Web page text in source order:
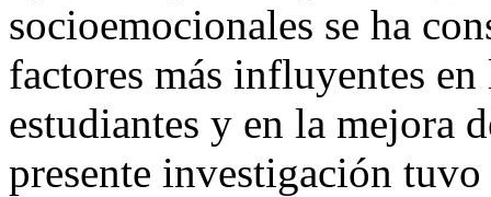
socioemocionales se ha
factores más influyentes
estudiantes y en la mejora
presente investigación